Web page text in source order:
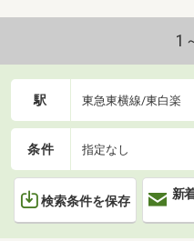
1
駅 東急東横線/東白楽
条件 指定なし
検索条件を保存
新